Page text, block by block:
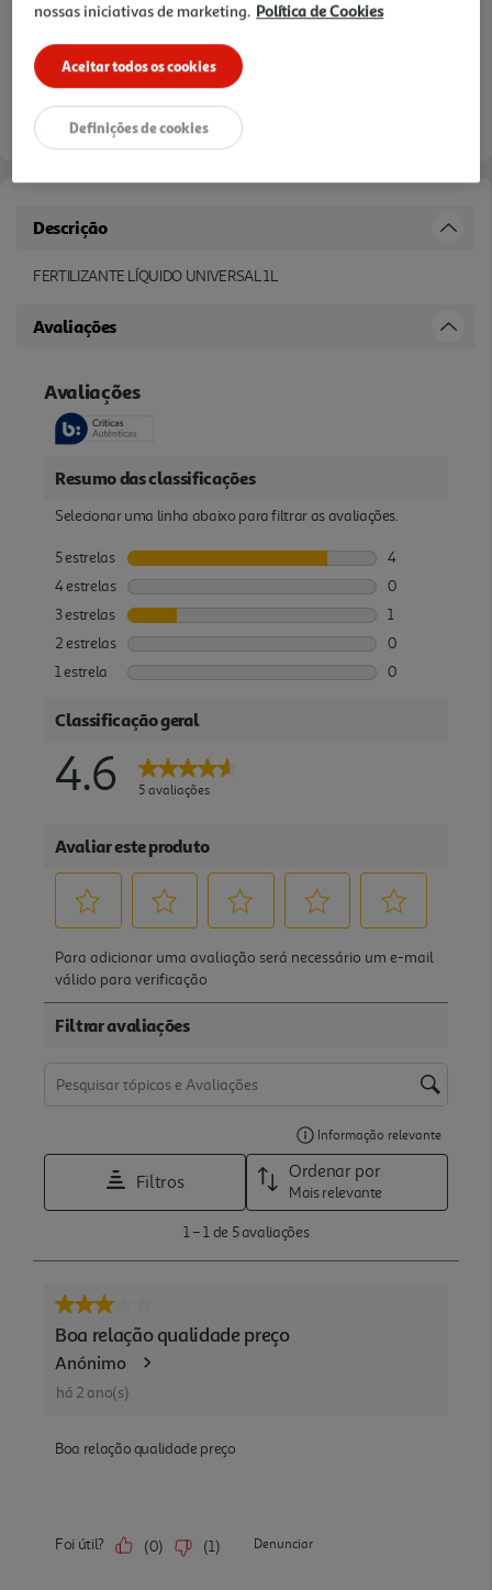
Descrição
FERTILIZANTE LÍQUIDO UNIVERSAL 1L
Avaliações
nossas iniciativas de marketing. Política de Cookies
Aceitar todos os cookies
Definições de cookies